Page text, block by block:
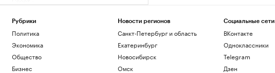
регионами России за 12 часов
Погранслужба Финляндии пресекла
канал нелегальной миграции из
Прибалтики
Общество
Рубрики
Политика
Экономика
Общество
Бизнес
Новости регионов
Санкт-Петербург и область
Екатеринбург
Новосибирск
Омск
Социальные сети
ВКонтакте
Одноклассники
Telegram
Дзен